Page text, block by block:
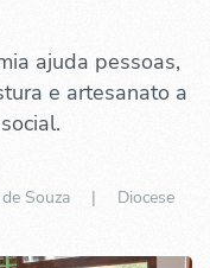
ajuda pessoas,
e artesanato a
Souza | Diocese